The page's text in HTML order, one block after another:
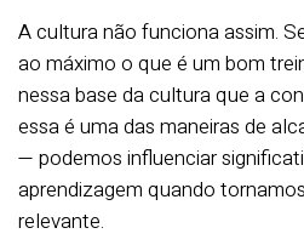
A cultura não funciona assim.
ao máximo o que é um bom
nessa base da cultura que a
essa é uma das maneiras de
— podemos influenciar
aprendizagem quando
relevante.